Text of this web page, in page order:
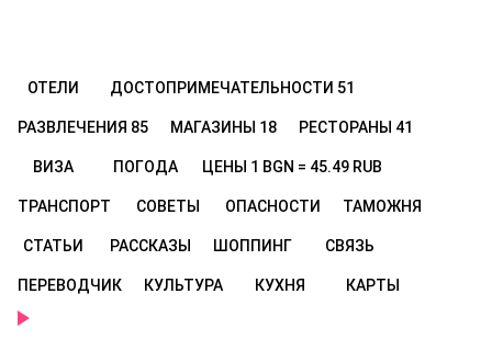
ОТЕЛИ ДОСТОПРИМЕЧАТЕЛЬНОСТИ 51
РАЗВЛЕЧЕНИЯ 85 МАГАЗИНЫ 18 РЕСТОРАНЫ 41
ВИЗА ПОГОДА ЦЕНЫ 1 BGN = 45.49 RUB
ТРАНСПОРТ СОВЕТЫ ОПАСНОСТИ ТАМОЖНЯ
СТАТЬИ РАССКАЗЫ ШОППИНГ СВЯЗЬ
ПЕРЕВОДЧИК КУЛЬТУРА КУХНЯ КАРТЫ
